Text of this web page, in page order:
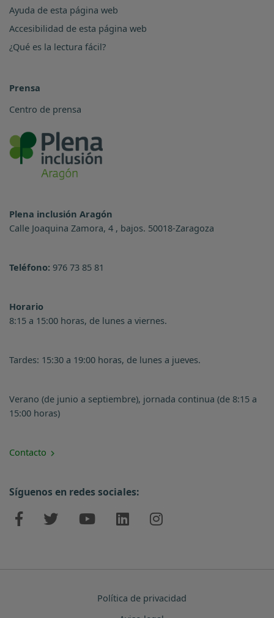
Ayuda de esta página web
Accesibilidad de esta página web
¿Qué es la lectura fácil?
Prensa
Centro de prensa
Plena inclusión Aragón
Calle Joaquina Zamora, 4 , bajos. 50018-Zaragoza
Teléfono: 976 73 85 81
Horario
8:15 a 15:00 horas, de lunes a viernes.
Tardes: 15:30 a 19:00 horas, de lunes a jueves.
Verano (de junio a septiembre), jornada continua (de 8:15 a
15:00 horas)
Contacto
Síguenos en redes sociales:
Política de privacidad